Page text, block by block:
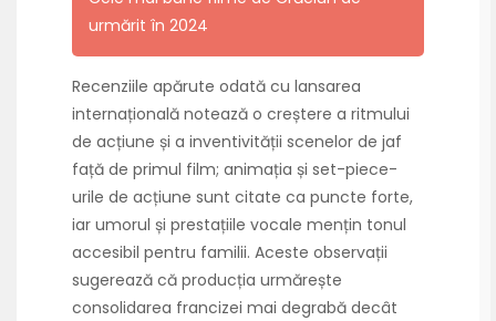
urmărit în 2024
Recenziile apărute odată cu lansarea
internațională notează o creștere a ritmului
de acțiune și a inventivității scenelor de jaf
față de primul film; animația și set-piece-
urile de acțiune sunt citate ca puncte forte,
iar umorul și prestațiile vocale mențin tonul
accesibil pentru familii. Aceste observații
sugerează că producția urmărește
consolidarea francizei mai degrabă decât